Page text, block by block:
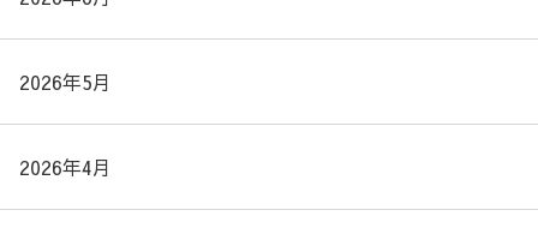
2026年5月
2026年4月